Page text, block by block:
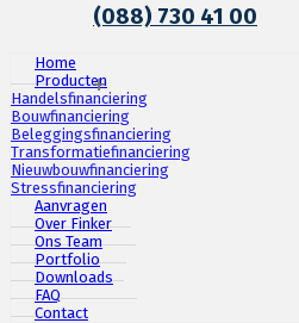
(088) 730 41 00
Home
Producten
Handelsfinanciering
Bouwfinanciering
Beleggingsfinanciering
Transformatiefinanciering
Nieuwbouwfinanciering
Stressfinanciering
Aanvragen
Over Finker
Ons Team
Portfolio
Downloads
FAQ
Contact